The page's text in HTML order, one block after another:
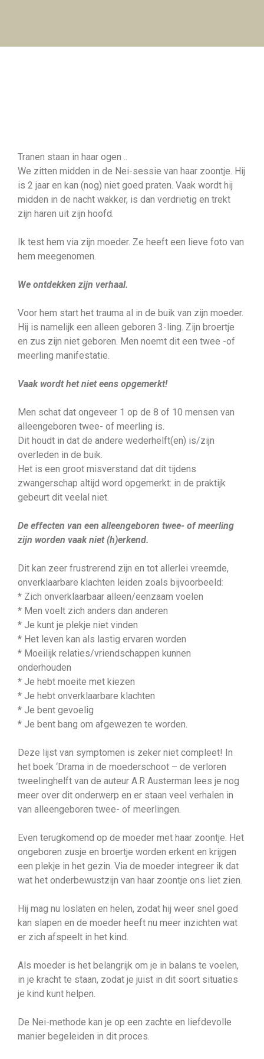
Tranen staan in haar ogen ..
We zitten midden in de Nei-sessie van haar zoontje. Hij
is 2 jaar en kan (nog) niet goed praten. Vaak wordt hij
midden in de nacht wakker, is dan verdrietig en trekt
zijn haren uit zijn hoofd.
Ik test hem via zijn moeder. Ze heeft een lieve foto van
hem meegenomen.
We ontdekken zijn verhaal.
Voor hem start het trauma al in de buik van zijn moeder.
Hij is namelijk een alleen geboren 3-ling. Zijn broertje
en zus zijn niet geboren. Men noemt dit een twee -of
meerling manifestatie.
Vaak wordt het niet eens opgemerkt!
Men schat dat ongeveer 1 op de 8 of 10 mensen van
alleengeboren twee- of meerling is.
Dit houdt in dat de andere wederhelft(en) is/zijn
overleden in de buik.
Het is een groot misverstand dat dit tijdens
zwangerschap altijd word opgemerkt: in de praktijk
gebeurt dit veelal niet.
De effecten van een alleengeboren twee- of meerling
zijn worden vaak niet (h)erkend.
Dit kan zeer frustrerend zijn en tot allerlei vreemde,
onverklaarbare klachten leiden zoals bijvoorbeeld:
* Zich onverklaarbaar alleen/eenzaam voelen
* Men voelt zich anders dan anderen
* Je kunt je plekje niet vinden
* Het leven kan als lastig ervaren worden
* Moeilijk relaties/vriendschappen kunnen
onderhouden
* Je hebt moeite met kiezen
* Je hebt onverklaarbare klachten
* Je bent gevoelig
* Je bent bang om afgewezen te worden.
Deze lijst van symptomen is zeker niet compleet! In
het boek ‘Drama in de moederschoot – de verloren
tweelinghelft van de auteur A.R Austerman lees je nog
meer over dit onderwerp en er staan veel verhalen in
van alleengeboren twee- of meerlingen.
Even terugkomend op de moeder met haar zoontje. Het
ongeboren zusje en broertje worden erkent en krijgen
een plekje in het gezin. Via de moeder integreer ik dat
wat het onderbewustzijn van haar zoontje ons liet zien.
Hij mag nu loslaten en helen, zodat hij weer snel goed
kan slapen en de moeder heeft nu meer inzichten wat
er zich afspeelt in het kind.
Als moeder is het belangrijk om je in balans te voelen,
in je kracht te staan, zodat je juist in dit soort situaties
je kind kunt helpen.
De Nei-methode kan je op een zachte en liefdevolle
manier begeleiden in dit proces.